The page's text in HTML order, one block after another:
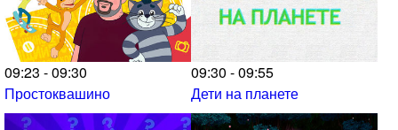
09:23 - 09:30
Простоквашино
09:30 - 09:55
Дети на планете